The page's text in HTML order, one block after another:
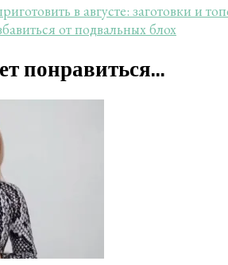
в августе: заготовки и
от подвальных блох
понравиться...